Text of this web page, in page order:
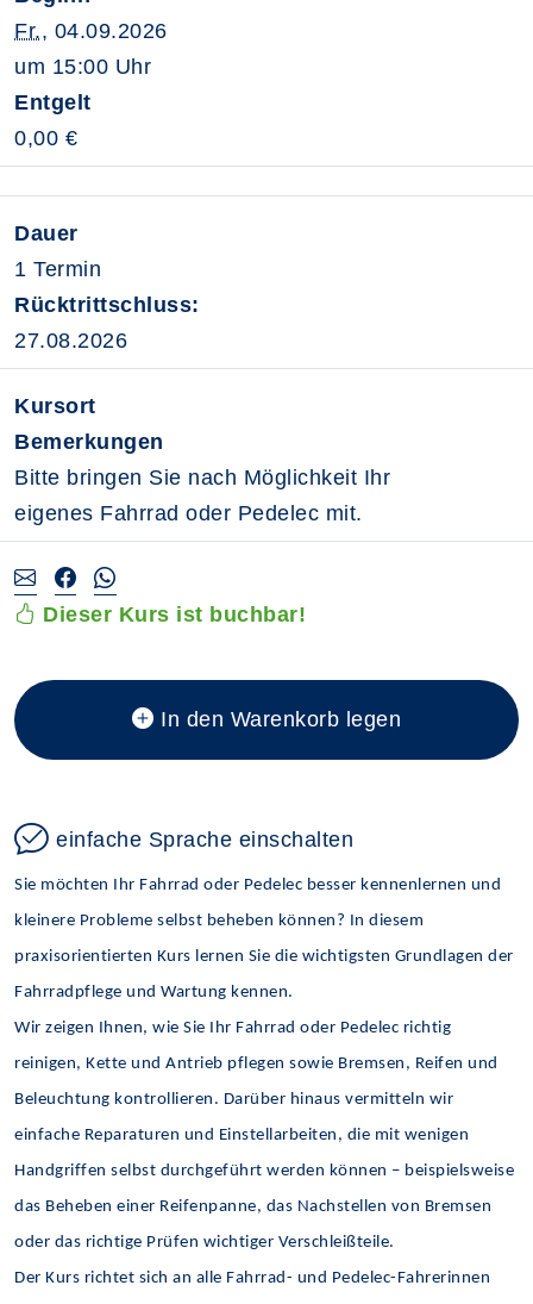
Fr., 04.09.2026
um 15:00 Uhr
Entgelt
0,00 €
Dauer
1 Termin
Rücktrittschluss:
27.08.2026
Kursort
Bemerkungen
Bitte bringen Sie nach Möglichkeit Ihr
eigenes Fahrrad oder Pedelec mit.
Dieser Kurs ist buchbar!
In den Warenkorb legen
einfache Sprache einschalten
Sie möchten Ihr Fahrrad oder Pedelec besser kennenlernen und
kleinere Probleme selbst beheben können? In diesem
praxisorientierten Kurs lernen Sie die wichtigsten Grundlagen der
Fahrradpflege und Wartung kennen.
Wir zeigen Ihnen, wie Sie Ihr Fahrrad oder Pedelec richtig
reinigen, Kette und Antrieb pflegen sowie Bremsen, Reifen und
Beleuchtung kontrollieren. Darüber hinaus vermitteln wir
einfache Reparaturen und Einstellarbeiten, die mit wenigen
Handgriffen selbst durchgeführt werden können – beispielsweise
das Beheben einer Reifenpanne, das Nachstellen von Bremsen
oder das richtige Prüfen wichtiger Verschleißteile.
Der Kurs richtet sich an alle Fahrrad- und Pedelec-Fahrerinnen